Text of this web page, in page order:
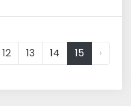
12 13 14 15 ›